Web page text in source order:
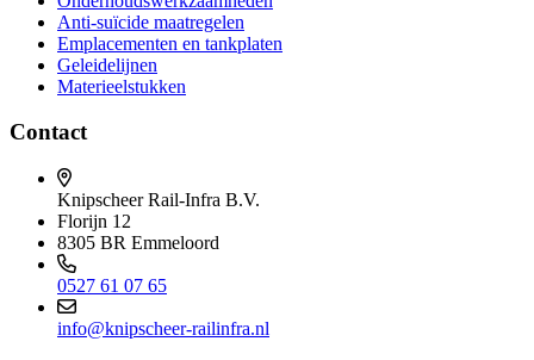
Anti-suïcide maatregelen
Emplacementen en tankplaten
Geleidelijnen
Materieelstukken
Contact
Knipscheer Rail-Infra B.V.
Florijn 12
8305 BR Emmeloord
0527 61 07 65
info@knipscheer-railinfra.nl